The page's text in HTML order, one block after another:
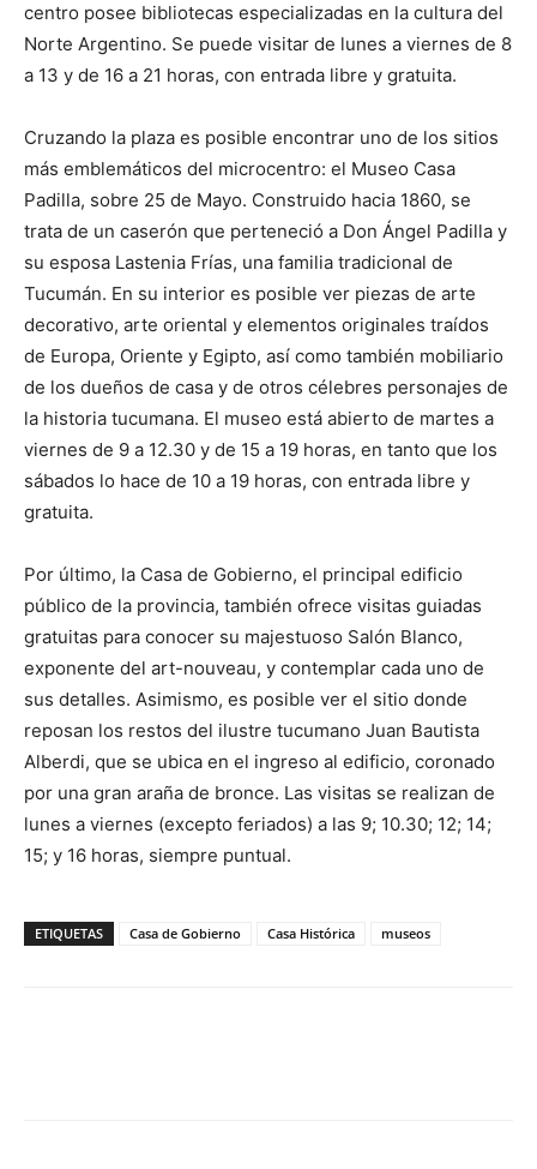
centro posee bibliotecas especializadas en la cultura del
Norte Argentino. Se puede visitar de lunes a viernes de 8
a 13 y de 16 a 21 horas, con entrada libre y gratuita.
Cruzando la plaza es posible encontrar uno de los sitios
más emblemáticos del microcentro: el Museo Casa
Padilla, sobre 25 de Mayo. Construido hacia 1860, se
trata de un caserón que perteneció a Don Ángel Padilla y
su esposa Lastenia Frías, una familia tradicional de
Tucumán. En su interior es posible ver piezas de arte
decorativo, arte oriental y elementos originales traídos
de Europa, Oriente y Egipto, así como también mobiliario
de los dueños de casa y de otros célebres personajes de
la historia tucumana. El museo está abierto de martes a
viernes de 9 a 12.30 y de 15 a 19 horas, en tanto que los
sábados lo hace de 10 a 19 horas, con entrada libre y
gratuita.
Por último, la Casa de Gobierno, el principal edificio
público de la provincia, también ofrece visitas guiadas
gratuitas para conocer su majestuoso Salón Blanco,
exponente del art-nouveau, y contemplar cada uno de
sus detalles. Asimismo, es posible ver el sitio donde
reposan los restos del ilustre tucumano Juan Bautista
Alberdi, que se ubica en el ingreso al edificio, coronado
por una gran araña de bronce. Las visitas se realizan de
lunes a viernes (excepto feriados) a las 9; 10.30; 12; 14;
15; y 16 horas, siempre puntual.
ETIQUETAS Casa de Gobierno Casa Histórica museos